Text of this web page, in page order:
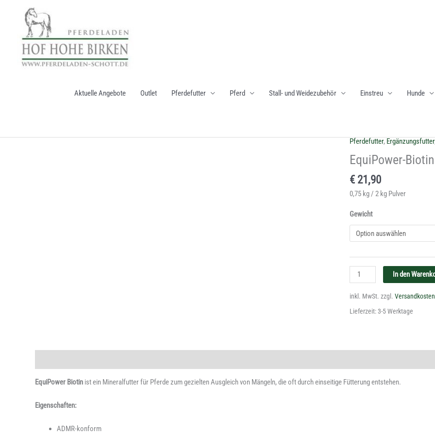
Aktuelle Angebote Outlet Pferdefutter Pferd Stall- und Weidezubehör Einstreu Hunde
Pferdefutter, Ergänzungsfutter
EquiPower-Biotin
€ 21,90
0,75 kg / 2 kg Pulver
Gewicht
EquiPower-
Biotin
Menge
In den
inkl. MwSt. zzgl. Versandkosten
Lieferzeit:3-5 Werktage
EquiPower Biotin ist ein Mineralfutter für Pferde zum gezielten Ausgleich von Mängeln, die oft durch einseitige Fütterung entstehen.
Eigenschaften:
ADMR-konform